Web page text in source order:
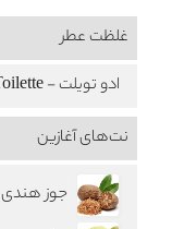
غلظت عطر
ادو تویلت - Eau de Toilette
نت‌های آغازین
جوز هندی Nutmeg